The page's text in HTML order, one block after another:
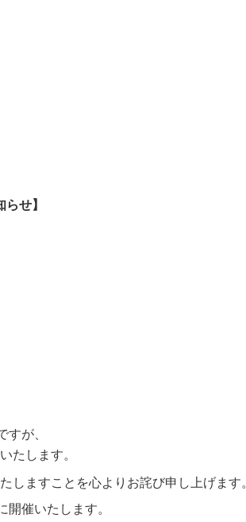
せ】
が、
たします。
ますことを心よりお詫び申し上げます。
催いたします。